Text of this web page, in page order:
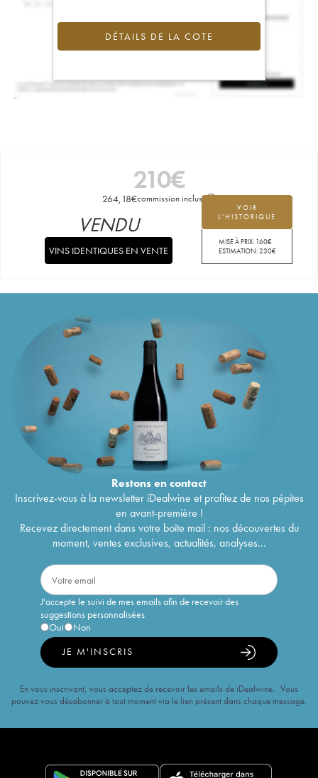
DÉTAILS DE LA COTE
210€
264,18€commission incluse
VOIR
L'HISTORIQUE
MISE À PRIX: 160€
ESTIMATION:230€
VENDU
VINS IDENTIQUES EN VENTE
Restons encontact
Inscrivez-vous à la newsletter iDealwine et profitez de nos pépites
en avant-première !
Recevez directement dans votre boîte mail : nos découvertes du
moment, ventes exclusives, actualités, analyses...
J'accepte le suivi de mes emails afin de recevoir des
suggestions personnalisées
Oui
Non
JE M'INSCRIS
En vous inscrivant, vous acceptez de recevoir les emails de iDealwine. Vous
pouvez vous désabonner à tout moment via le lien présent dans chaque message.